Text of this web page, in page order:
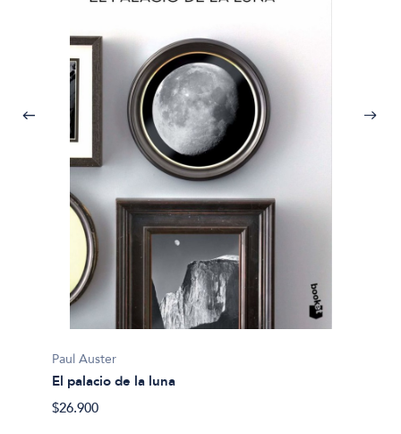
Paul Auster
El palacio de la luna
$26.900